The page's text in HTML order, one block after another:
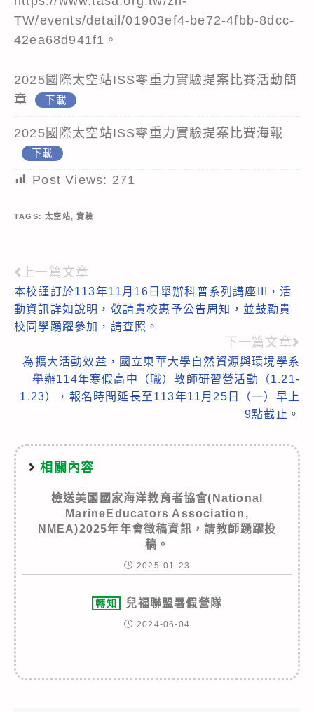
TW/events/detail/01903ef4-be72-4fbb-8dcc-
42ea68d941f1。
2025國際太空站ISS零重力實驗提案比賽活動簡
章
下載
2025國際太空站ISS零重力實驗提案比賽海報
下載
Post Views: 271
TAGS:太空站, 實驗
Read
more
articles
上一篇文章
本校謹訂於113年11月16日舉辦科普系列講座III，活
動資訊詳如說明，敬請貴校惠予公告周知，並鼓勵貴
校同學踴躍參加，請查照。
下一篇文章
為擴大活動效益，國立東華大學自然資源與環境學系
舉辦114年寒假高中（職）教師研習營活動（1.21-
1.23），報名時間延長至113年11月25日（一）早上
9點截止。
相關內容
檢送美國國家海洋教育者協會(National
MarineEducators Association,
NMEA)2025年年會徵稿資訊，請教師踴躍投
稿。
2025-01-23
轉知 兒福聯盟暑假營隊
2024-06-04